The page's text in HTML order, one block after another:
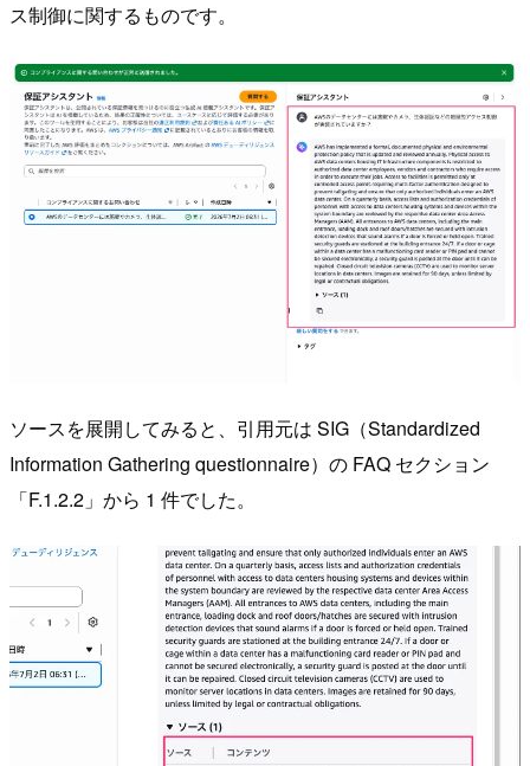
ス制御に関するものです。
ソースを展開してみると、引用元は SIG（Standardized
Information Gathering questionnaire）の FAQ セクション
「F.1.2.2」から 1 件でした。